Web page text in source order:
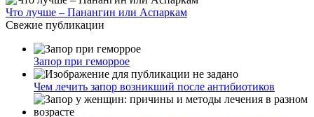
Что лучше – Панангин или Аспаркам
Свежие публикации
Запор при геморрое
Чем лечить запор возникший после антибиотиков